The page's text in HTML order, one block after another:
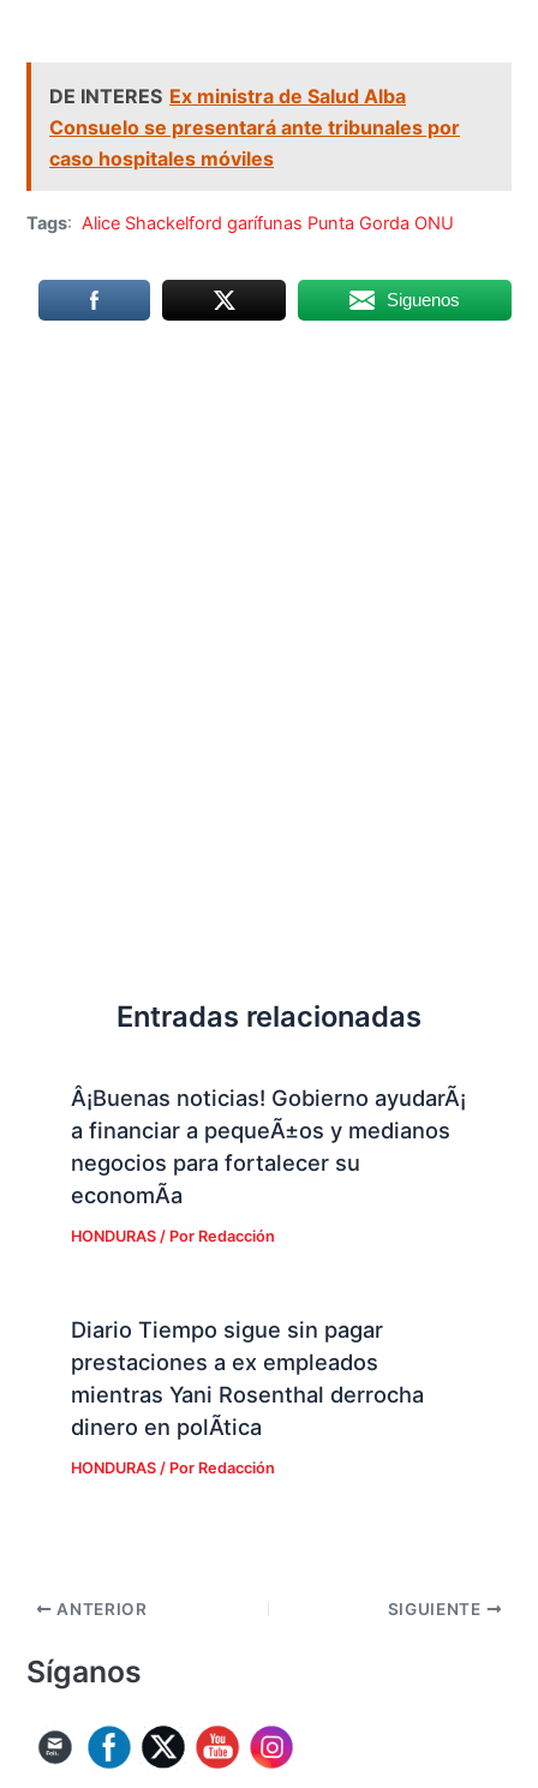
DE INTERES Ex ministra de Salud Alba
Consuelo se presentará ante tribunales por
caso hospitales móviles
Tags: Alice Shackelford garífunas Punta Gorda ONU
Siguenos
Entradas relacionadas
Â¡Buenas noticias! Gobierno ayudarÃ¡
a financiar a pequeÃ±os y medianos
negocios para fortalecer su
economÃ­a
HONDURAS/ Por Redacción
Diario Tiempo sigue sin pagar
prestaciones a ex empleados
mientras Yani Rosenthal derrocha
dinero en polÃ­tica
HONDURAS/ Por Redacción
ANTERIOR SIGUIENTE
Síganos